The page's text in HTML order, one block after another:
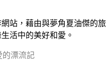
站，藉由與夢角夏油傑的旅
活中的美好和愛。
的漂流記